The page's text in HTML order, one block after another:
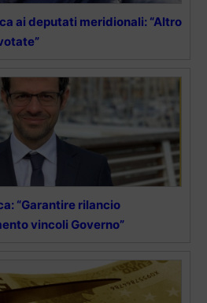
ai deputati meridionali: “Altro
“Garantire rilancio
vincoli Governo”